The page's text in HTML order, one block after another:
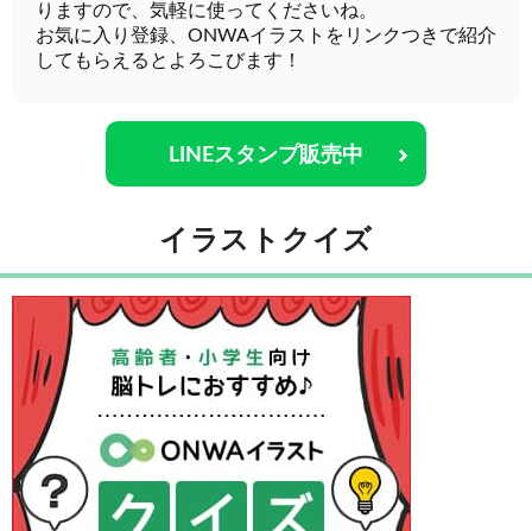
りますので、気軽に使ってくださいね。
お気に入り登録、ONWAイラストをリンクつきで紹介
してもらえるとよろこびます！
LINEスタンプ販売中
イラストクイズ